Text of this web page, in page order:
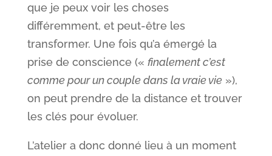
que je peux voir les choses
différemment, et peut-être les
transformer. Une fois qu’a émergé la
prise de conscience (« finalement c’est
comme pour un couple dans la vraie vie»),
on peut prendre de la distance et trouver
les clés pour évoluer.
L’atelier a donc donné lieu à un moment